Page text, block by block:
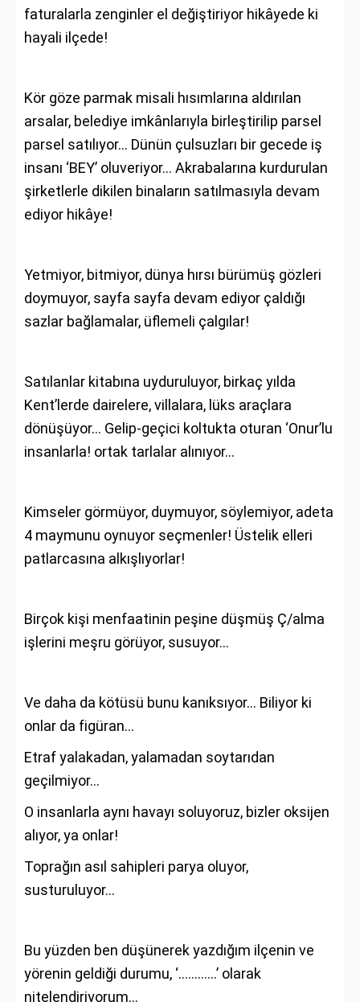
faturalarla zenginler el değiştiriyor hikâyede ki
hayali ilçede!
Kör göze parmak misali hısımlarına aldırılan
arsalar, belediye imkânlarıyla birleştirilip parsel
parsel satılıyor… Dünün çulsuzları bir gecede iş
insanı ‘BEY’ oluveriyor… Akrabalarına kurdurulan
şirketlerle dikilen binaların satılmasıyla devam
ediyor hikâye!
Yetmiyor, bitmiyor, dünya hırsı bürümüş gözleri
doymuyor, sayfa sayfa devam ediyor çaldığı
sazlar bağlamalar, üflemeli çalgılar!
Satılanlar kitabına uyduruluyor, birkaç yılda
Kent’lerde dairelere, villalara, lüks araçlara
dönüşüyor… Gelip-geçici koltukta oturan ‘Onur’lu
insanlarla! ortak tarlalar alınıyor…
Kimseler görmüyor, duymuyor, söylemiyor, adeta
4 maymunu oynuyor seçmenler! Üstelik elleri
patlarcasına alkışlıyorlar!
Birçok kişi menfaatinin peşine düşmüş Ç/alma
işlerini meşru görüyor, susuyor…
Ve daha da kötüsü bunu kanıksıyor… Biliyor ki
onlar da figüran…
Etraf yalakadan, yalamadan soytarıdan
geçilmiyor…
O insanlarla aynı havayı soluyoruz, bizler oksijen
alıyor, ya onlar!
Toprağın asıl sahipleri parya oluyor,
susturuluyor…
Bu yüzden ben düşünerek yazdığım ilçenin ve
yörenin geldiği durumu, ‘…………’ olarak
nitelendiriyorum…